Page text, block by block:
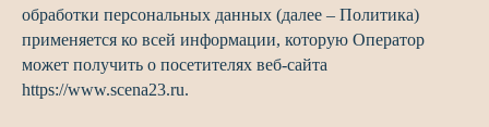
обработки персональных данных (далее – Политика)
применяется ко всей информации, которую Оператор
может получить о посетителях веб-сайта
https://www.scena23.ru.